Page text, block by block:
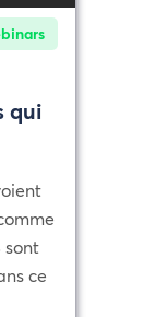
qui
sont
ce